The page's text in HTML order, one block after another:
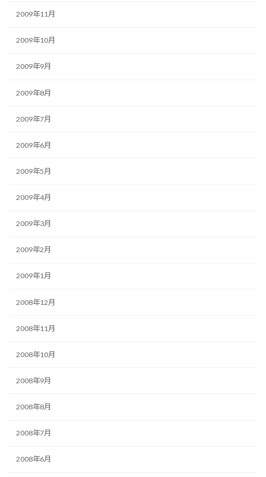
2009年11月
2009年10月
2009年9月
2009年8月
2009年7月
2009年6月
2009年5月
2009年4月
2009年3月
2009年2月
2009年1月
2008年12月
2008年11月
2008年10月
2008年9月
2008年8月
2008年7月
2008年6月